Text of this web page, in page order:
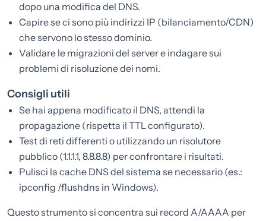
dopo una modifica del DNS.
Capire se ci sono più indirizzi IP (bilanciamento/CDN)
che servono lo stesso dominio.
Validare le migrazioni del server e indagare sui
problemi di risoluzione dei nomi.
Consigli utili
Se hai appena modificato il DNS, attendi la
propagazione (rispetta il TTL configurato).
Test di reti differenti o utilizzando un risolutore
pubblico (1.1.1.1, 8.8.8.8) per confrontare i risultati.
Pulisci la cache DNS del sistema se necessario (es.:
ipconfig /flushdns in Windows).
Questo strumento si concentra sui record A/AAAA per